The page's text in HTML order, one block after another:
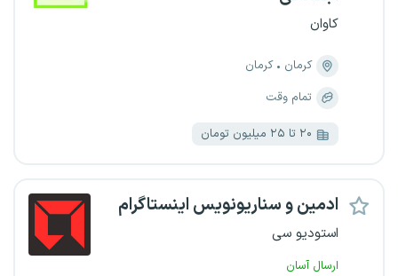
کاوان
کرمان
کرمان
تمام وقت
۲۰ تا ۲۵ میلیون تومان
ادمین و سناریونویس اینستاگرام
استودیو سی
ارسال آسان